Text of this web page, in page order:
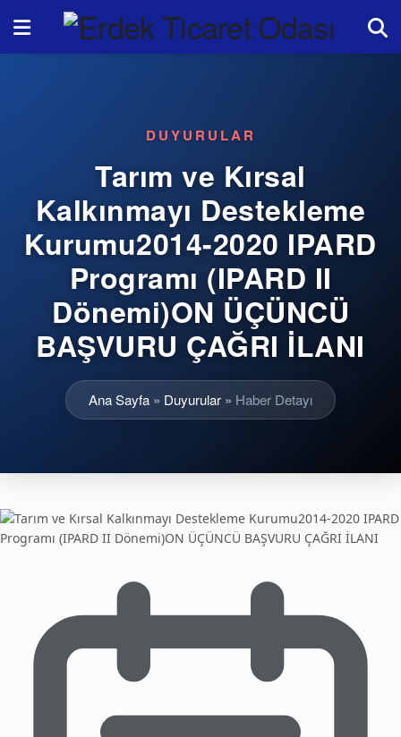
DUYURULAR
Tarım ve Kırsal
Kalkınmayı Destekleme
Kurumu2014-2020 IPARD
Programı (IPARD II
Dönemi)ON ÜÇÜNCÜ
BAŞVURU ÇAĞRI İLANI
Ana Sayfa » Duyurular » Haber Detayı